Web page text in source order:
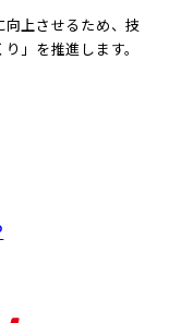
上させるため、技
」を推進します。